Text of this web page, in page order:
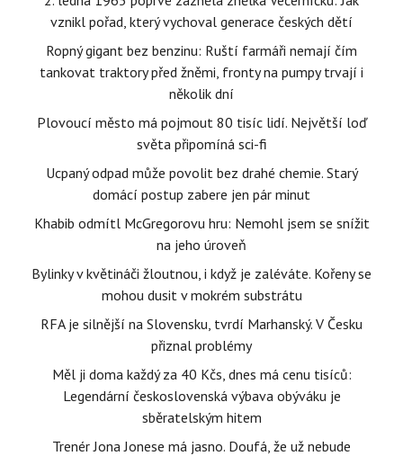
vznikl pořad, který vychoval generace českých dětí
Ropný gigant bez benzinu: Ruští farmáři nemají čím
tankovat traktory před žněmi, fronty na pumpy trvají i
několik dní
Plovoucí město má pojmout 80 tisíc lidí. Největší loď
světa připomíná sci-fi
Ucpaný odpad může povolit bez drahé chemie. Starý
domácí postup zabere jen pár minut
Khabib odmítl McGregorovu hru: Nemohl jsem se snížit
na jeho úroveň
Bylinky v květináči žloutnou, i když je zaléváte. Kořeny se
mohou dusit v mokrém substrátu
RFA je silnější na Slovensku, tvrdí Marhanský. V Česku
přiznal problémy
Měl ji doma každý za 40 Kčs, dnes má cenu tisíců:
Legendární československá výbava obýváku je
sběratelským hitem
Trenér Jona Jonese má jasno. Doufá, že už nebude